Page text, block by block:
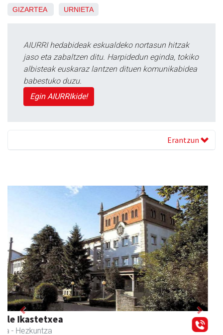
GIZARTEA URNIETA
AIURRI hedabideak eskualdeko nortasun hitzak
jaso eta zabaltzen ditu. Harpidedun eginda, tokiko
albisteak euskaraz lantzen dituen komunikabidea
babestuko duzu.
Egin AIURRIkide!
Erantzun
Previous Next